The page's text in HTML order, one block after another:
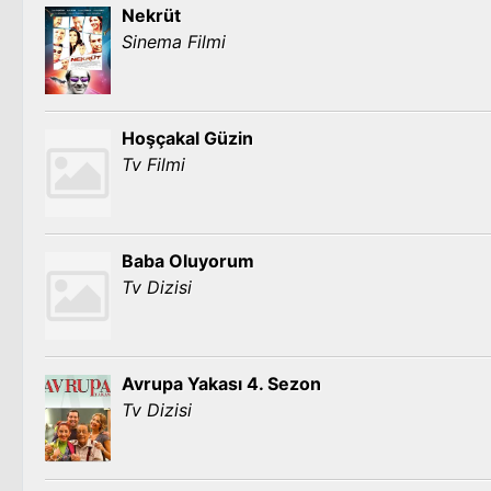
Nekrüt
Sinema Filmi
Hoşçakal Güzin
Tv Filmi
Baba Oluyorum
Tv Dizisi
Avrupa Yakası 4. Sezon
Tv Dizisi